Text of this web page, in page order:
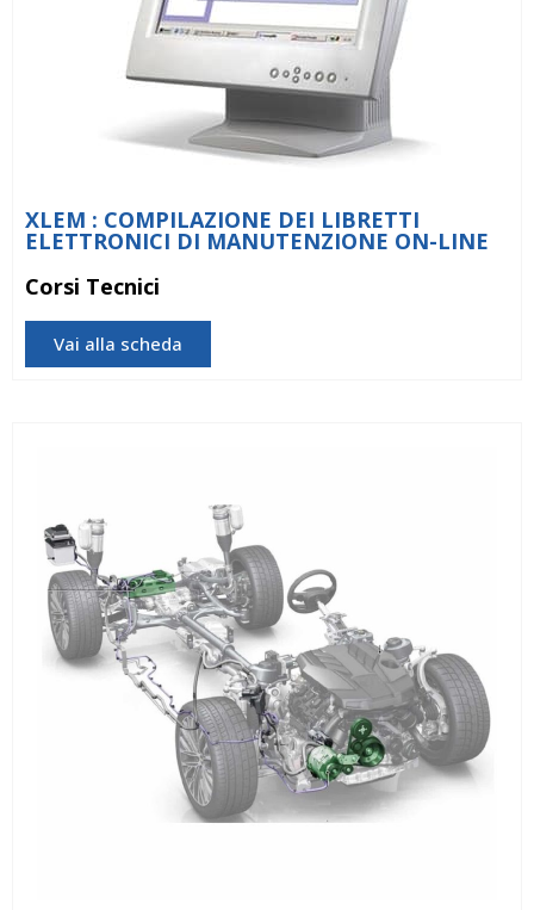
XLEM : COMPILAZIONE DEI LIBRETTI
ELETTRONICI DI MANUTENZIONE ON-LINE
Corsi Tecnici
Vai alla scheda